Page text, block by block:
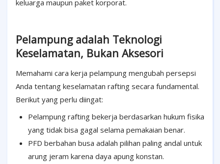
keluarga maupun paket korporat.
Pelampung adalah Teknologi
Keselamatan, Bukan Aksesori
Memahami cara kerja pelampung mengubah persepsi
Anda tentang keselamatan rafting secara fundamental.
Berikut yang perlu diingat:
Pelampung rafting bekerja berdasarkan hukum fisika
yang tidak bisa gagal selama pemakaian benar.
PFD berbahan busa adalah pilihan paling andal untuk
arung jeram karena daya apung konstan.